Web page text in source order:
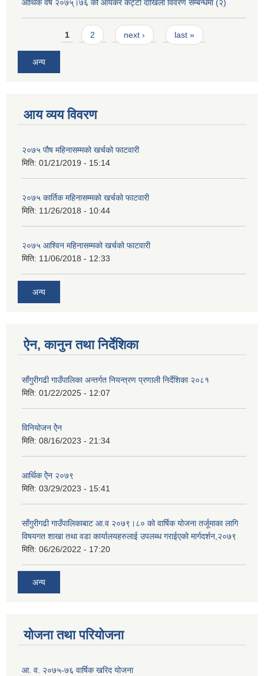
आर्थिक वर्ष २०७५्।७६ को आयकर कट्टी दाखिला विवरण सम्बन्धमा (२)
Pages1 2 next › last »
अन्य
आय व्यय विवरण
२०७५ पौष महिनासम्मको खर्चको फाटवारी
मिति: 01/21/2019 - 15:14
२०७५ कार्तिक महिनासम्मको खर्चको फाटवारी
मिति: 11/26/2018 - 10:44
२०७५ आश्विन महिनासम्मको खर्चको फाटवारी
मिति: 11/06/2018 - 12:33
अन्य
ऐन, कानुन तथा निर्देशिका
साँगुरीगढी गाउँपालिका अन्तर्गत नियन्त्रण प्रणाली निर्देशिका २०८१
मिति: 01/22/2025 - 12:07
विनियोजन ऐेन
मिति: 08/16/2023 - 21:34
आर्थिक ऐेन २०७९
मिति: 03/29/2023 - 15:41
साँगुरीगढी गाउँपालिकाबाट आ.व २०७९।८० को वार्षिक योजना तर्जूमाका लागि
विषयगत शाखा तथा वडा कार्यालयहरुलाई उपलब्ध गराईएको मार्गदर्शन,२०७९
मिति: 06/26/2022 - 17:20
अन्य
योजना तथा परियोजना
आ. व. २०७५-७६ वार्षिक खरिद योजना